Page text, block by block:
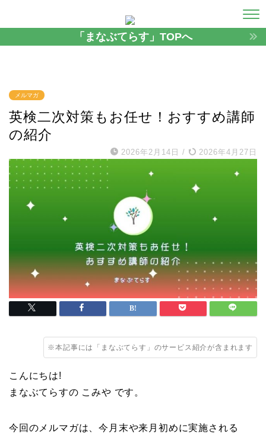
「まなぶてらす」TOPへ
メルマガ
英検二次対策もお任せ！おすすめ講師
の紹介
2026年2月14日 / 2026年4月27日
※本記事には「まなぶてらす」のサービス紹介が含まれます
こんにちは!
まなぶてらすの こみや です。
今回のメルマガは、今月末や来月初めに実施される